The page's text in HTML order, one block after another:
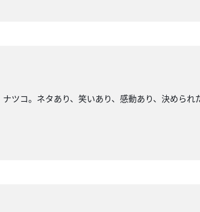
ツコ。ネタあり、笑いあり、感動あり、決めら